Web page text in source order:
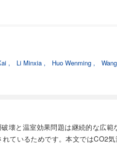
, Li Minxia , Huo Wenming ,
壊と温室効果問題は継続的な広
ているためです。本文ではCO2